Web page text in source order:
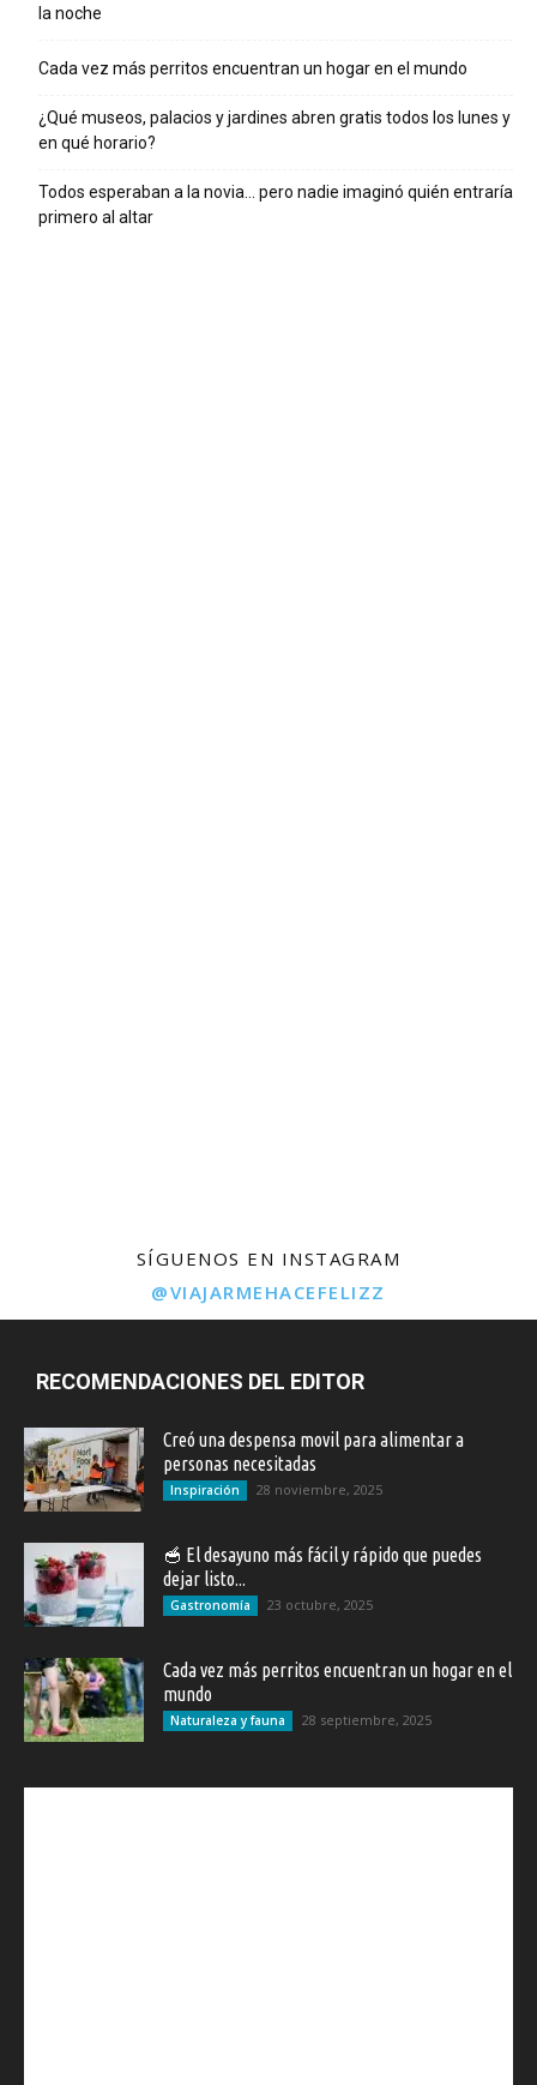
la noche
Cada vez más perritos encuentran un hogar en el mundo
¿Qué museos, palacios y jardines abren gratis todos los lunes y
en qué horario?
Todos esperaban a la novia… pero nadie imaginó quién entraría
primero al altar
SÍGUENOS EN INSTAGRAM
@VIAJARMEHACEFELIZZ
RECOMENDACIONES DEL EDITOR
Creó una despensa movil para alimentar a
personas necesitadas
Inspiración 28 noviembre, 2025
🥣 El desayuno más fácil y rápido que puedes
dejar listo...
Gastronomía 23 octubre, 2025
Cada vez más perritos encuentran un hogar en el
mundo
Naturaleza y fauna 28 septiembre, 2025